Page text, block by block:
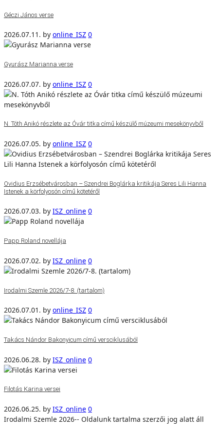
Géczi János verse
2026.07.11. by online_ISZ 0
Gyurász Marianna verse
2026.07.07. by online_ISZ 0
N. Tóth Anikó részlete az Óvár titka című készülő múzeumi mesekönyvből
2026.07.05. by online_ISZ 0
Ovidius Erzsébetvárosban – Szendrei Boglárka kritikája Seres Lili Hanna
Istenek a körfolyosón című kötetéről
2026.07.03. by ISZ_online 0
Papp Roland novellája
2026.07.02. by ISZ_online 0
Irodalmi Szemle 2026/7-8. (tartalom)
2026.07.01. by online_ISZ 0
Takács Nándor Bakonyicum című versciklusából
2026.06.28. by ISZ_online 0
Filotás Karina versei
2026.06.25. by ISZ_online 0
Irodalmi Szemle 2026-- Oldalunk tartalma szerzői jog alatt áll